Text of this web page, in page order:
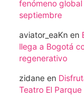
fenómeno
septiembre
aviator_eaKn en
llega a Bogotá
regenerativo
zidane en
Teatro El